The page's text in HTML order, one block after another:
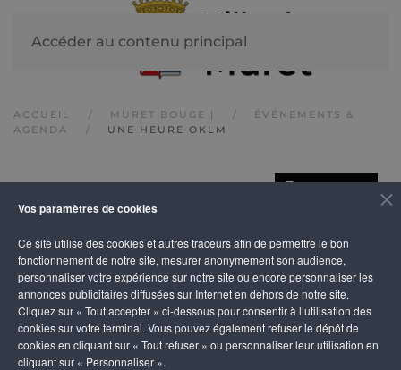
Vos paramètres de cookies
Ce site utilise des cookies et autres traceurs afin de permettre le bon
fonctionnement de notre site, mesurer anonymement son audience,
personnaliser votre expérience sur notre site ou encore personnaliser les
annonces publicitaires diffusées sur Internet en dehors de notre site.
Cliquez sur « Tout accepter » ci-dessous pour consentir à l’utilisation des
cookies sur votre terminal. Vous pouvez également refuser le dépôt de
cookies en cliquant sur « Tout refuser » ou personnaliser leur utilisation en
cliquant sur « Personnaliser ».
Accéder au contenu principal
ACCUEIL MURET BOUGE |
ÉVÉNEMENTS &
AGENDA
UNE HEURE OKLM
Une heure OKLM